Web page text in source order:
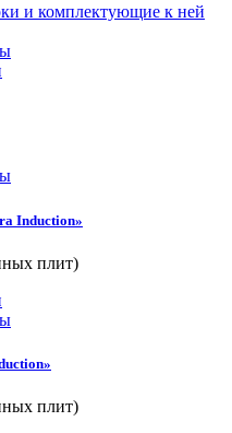
и комплектующие к ней
Induction»
плит)
плит)